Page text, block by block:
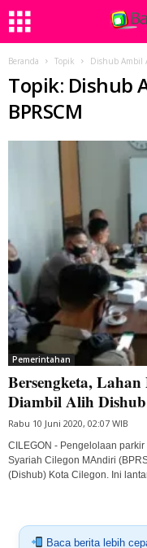
Beranda Topik Dishub Ambil
Topik: Dishub
BPRSCM
Pemerintahan
Bersengketa,
Diambil Alih
Rabu 10 Juni 2020, 02:07 WIB
CILEGON - Pengelolaan
Syariah Cilegon MAndiri
(Dishub) Kota Cilegon. Ini
Baca berita lebih